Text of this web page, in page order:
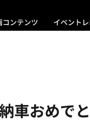
コンテンツ イベント
納車おめで